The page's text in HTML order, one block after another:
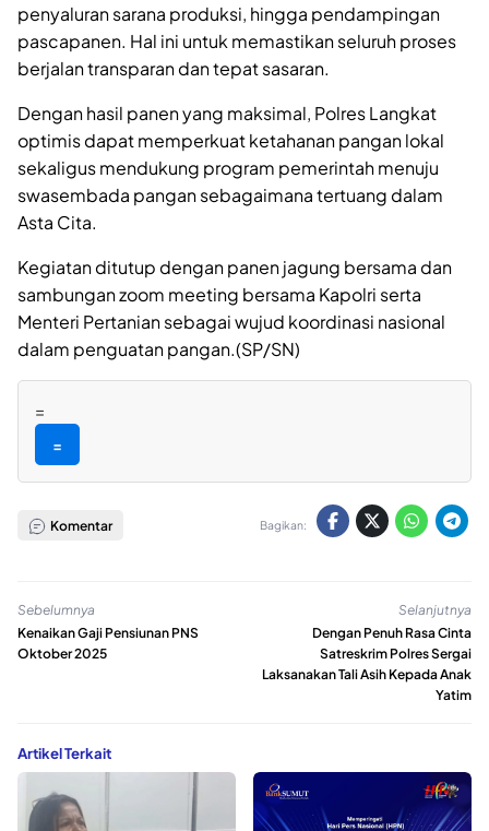
penyaluran sarana produksi, hingga pendampingan
pascapanen. Hal ini untuk memastikan seluruh proses
berjalan transparan dan tepat sasaran.
Dengan hasil panen yang maksimal, Polres Langkat
optimis dapat memperkuat ketahanan pangan lokal
sekaligus mendukung program pemerintah menuju
swasembada pangan sebagaimana tertuang dalam
Asta Cita.
Kegiatan ditutup dengan panen jagung bersama dan
sambungan zoom meeting bersama Kapolri serta
Menteri Pertanian sebagai wujud koordinasi nasional
dalam penguatan pangan.(SP/SN)
=
=
Komentar Bagikan:
Sebelumnya
Kenaikan Gaji Pensiunan PNS
Oktober 2025
Selanjutnya
Dengan Penuh Rasa Cinta
Satreskrim Polres Sergai
Laksanakan Tali Asih Kepada Anak
Yatim
Artikel Terkait